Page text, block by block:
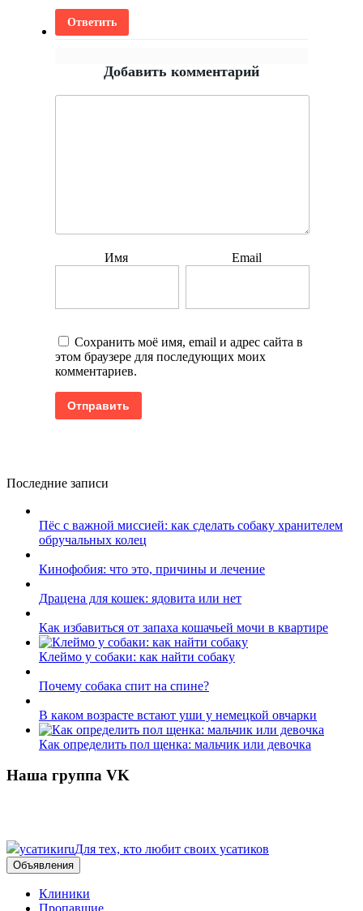
Ответить
Добавить комментарий
Имя Email
Сохранить моё имя, email и адрес сайта в
этом браузере для последующих моих
комментариев.
Последние записи
Пёс с важной миссией: как сделать собаку хранителем
обручальных колец
Кинофобия: что это, причины и лечение
Драцена для кошек: ядовита или нет
Как избавиться от запаха кошачьей мочи в квартире
Клеймо у собаки: как найти собаку
Почему собака спит на спине?
В каком возрасте встают уши у немецкой овчарки
Как определить пол щенка: мальчик или девочка
Наша группа VK
усатикиruДля тех, кто любит своих усатиков
Объявления
Клиники
Пропавшие